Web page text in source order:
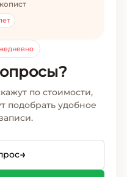
по стоимости,
подобрать удобное
→